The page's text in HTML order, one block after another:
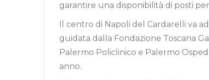
garantire una disponibilità di posti
Il centro di Napoli del Cardarelli va
guidata dalla Fondazione Toscana
Palermo Policlinico e Palermo
anno.